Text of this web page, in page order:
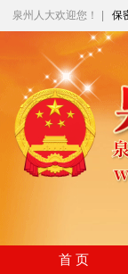
泉州人大欢迎您！ 保
首 页